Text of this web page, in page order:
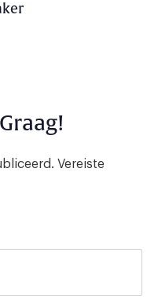
Vereiste